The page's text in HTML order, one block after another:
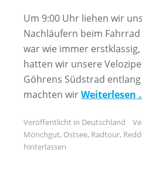
Um 9:00 Uhr liehen wir
Nachläufern beim Fahrrad
war wie immer
hatten wir unsere
Göhrens Südstrad
machten wirWeiterlesen
Veröffentlicht in Deutschland
Mönchgut, Ostsee, Radtour,
hinterlassen